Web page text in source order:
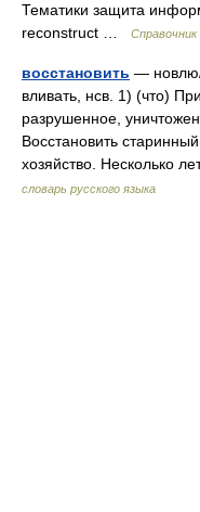
Тематики защита
reconstruct …
Справочник
восстановить — новлю/
вливать, нсв. 1) (что)
разрушенное,
Восстановить
хозяйство. Несколько
словарь русского языка